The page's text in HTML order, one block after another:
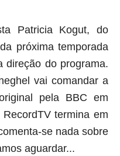
Patricia Kogut, do
próxima temporada
direção do programa.
vai comandar a
pela BBC em
termina em
se nada sobre
aguardar...